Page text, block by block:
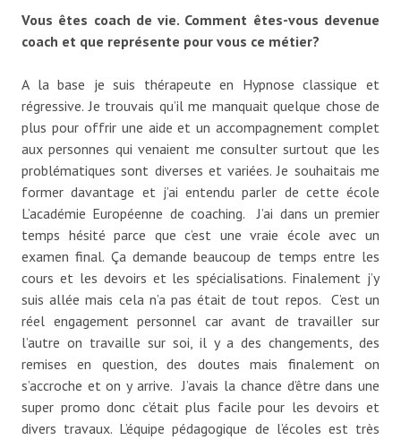
Vous êtes coach de vie. Comment êtes-vous devenue
coach et que représente pour vous ce métier?
A la base je suis thérapeute en Hypnose classique et
régressive. Je trouvais qu’il me manquait quelque chose de
plus pour offrir une aide et un accompagnement complet
aux personnes qui venaient me consulter surtout que les
problématiques sont diverses et variées. Je souhaitais me
former davantage et j’ai entendu parler de cette école
L’académie Européenne de coaching. J’ai dans un premier
temps hésité parce que c’est une vraie école avec un
examen final. Ça demande beaucoup de temps entre les
cours et les devoirs et les spécialisations. Finalement j’y
suis allée mais cela n’a pas était de tout repos. C’est un
réel engagement personnel car avant de travailler sur
l’autre on travaille sur soi, il y a des changements, des
remises en question, des doutes mais finalement on
s’accroche et on y arrive. J’avais la chance d’être dans une
super promo donc c’était plus facile pour les devoirs et
divers travaux. L’équipe pédagogique de l’écoles est très